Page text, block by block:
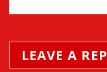
LEAVE A